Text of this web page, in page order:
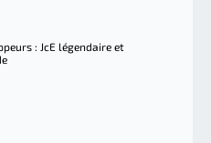
: JcE légendaire et